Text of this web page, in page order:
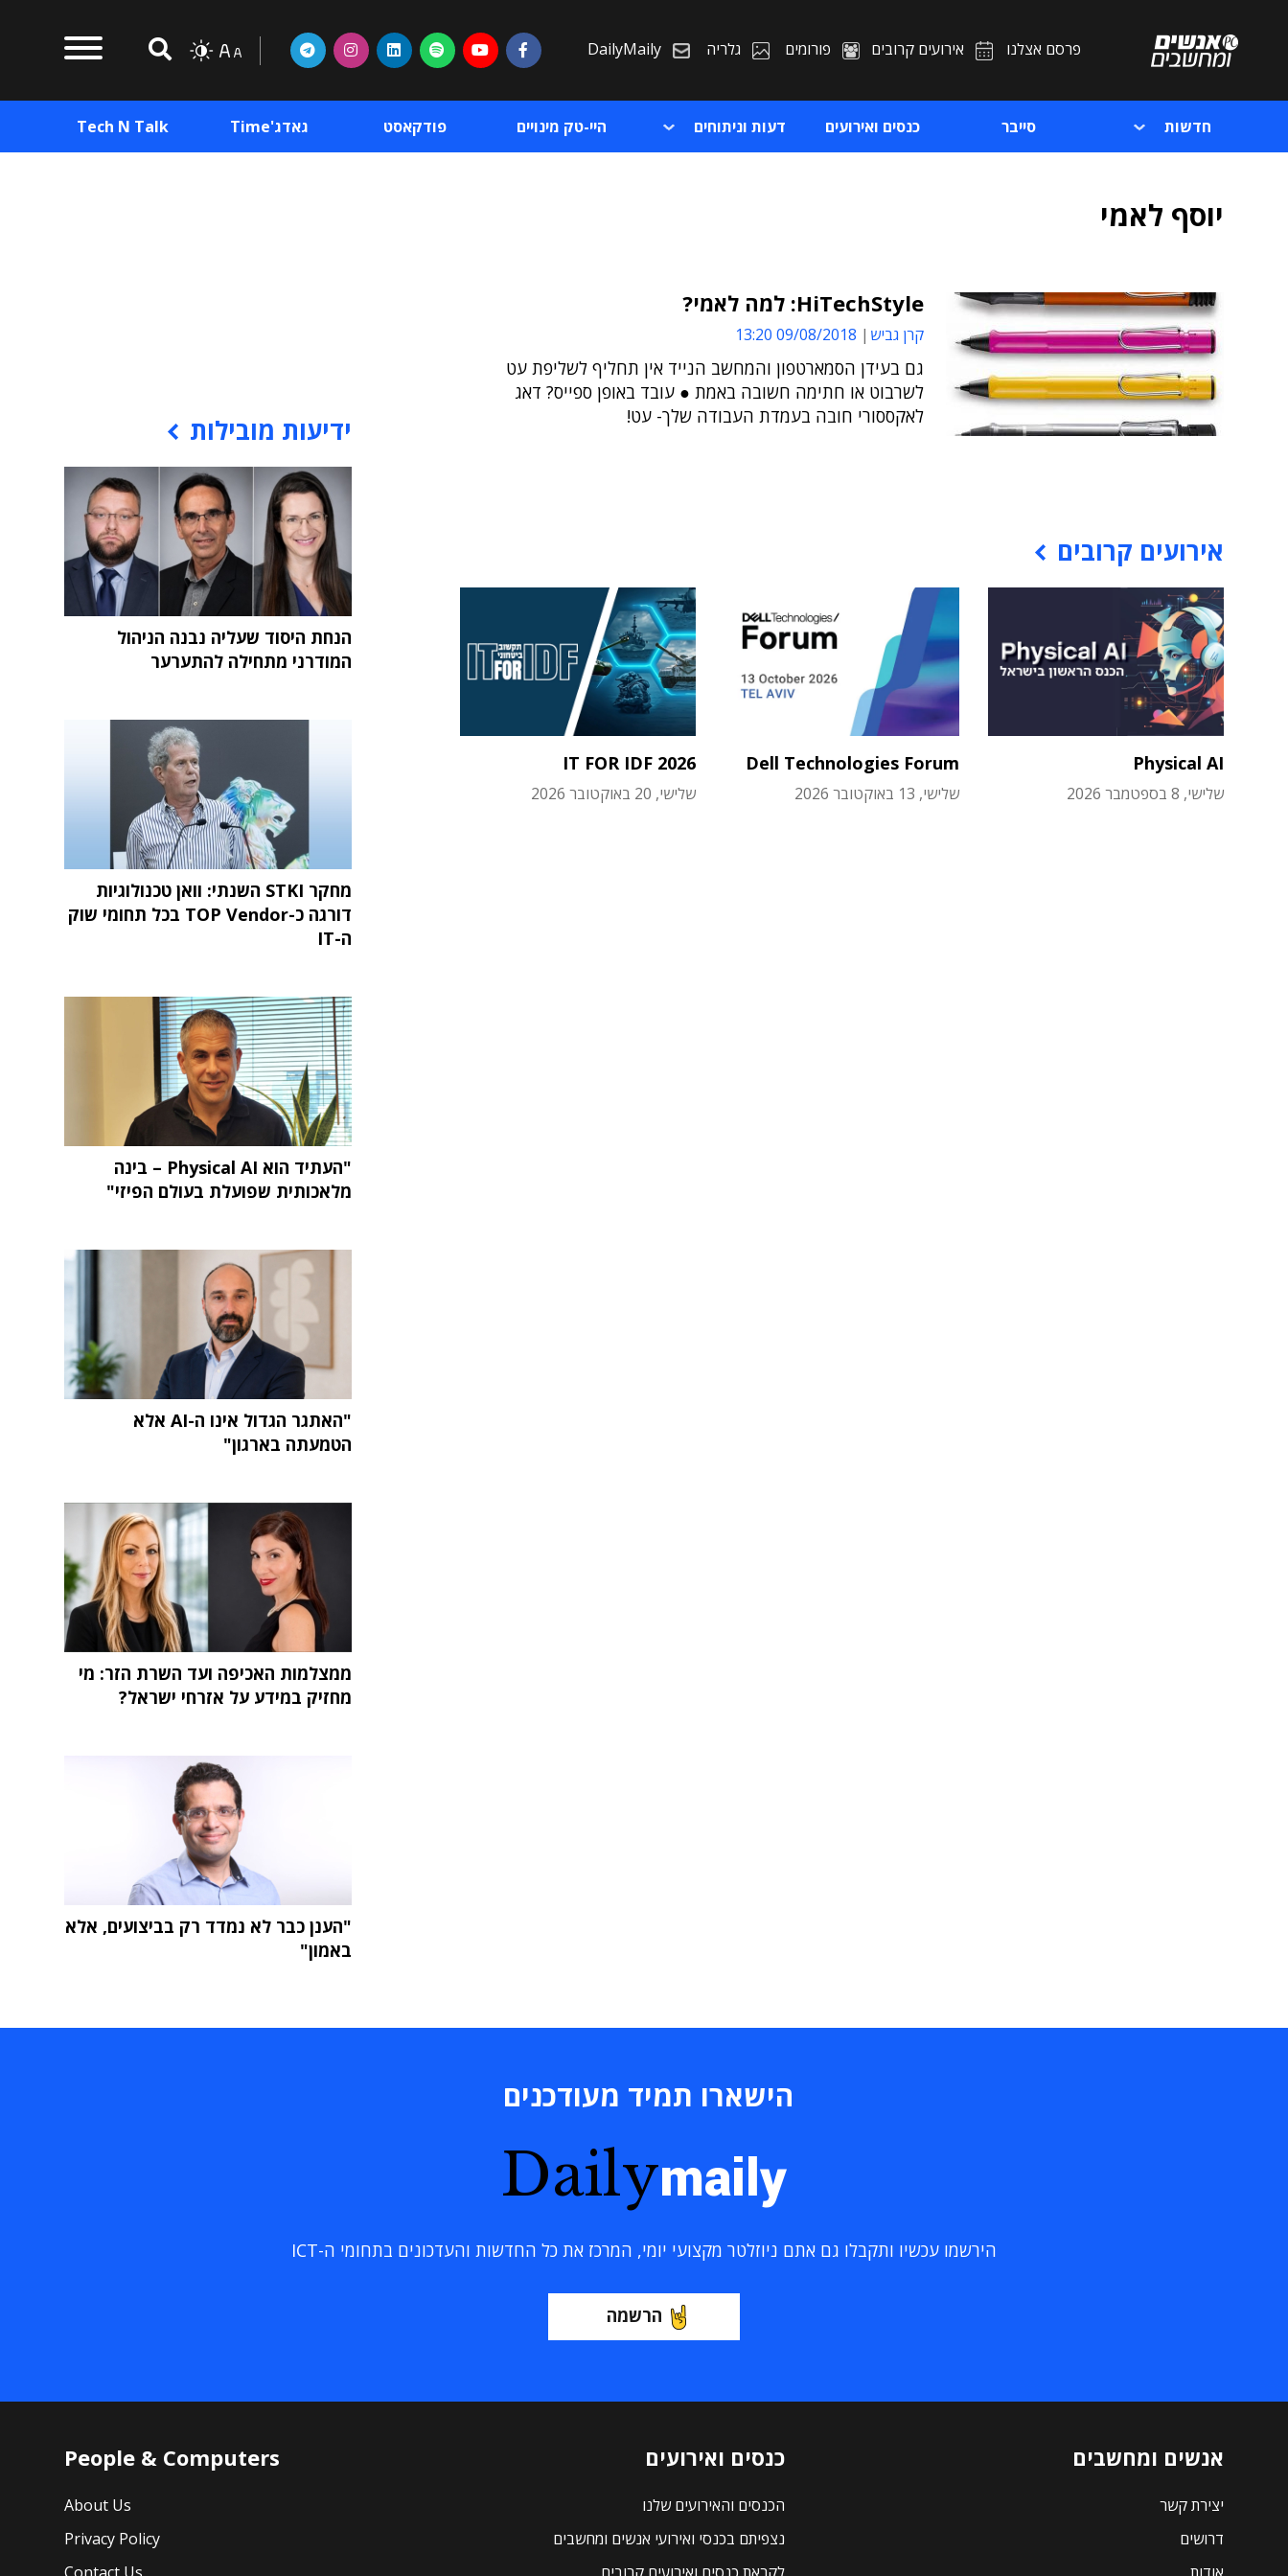
פרסם אצלנו אירועים קרובים פורומים גלריה DailyMaily
חדשות סייבר כנסים ואירועים דעות וניתוחים היי-טק מינויים פודקאסט גאדג'Time Tech N Talk
יוסף לאמי
HiTechStyle: למה לאמי?
קרן גביש 09/08/2018 13:20
גם בעידן הסמארטפון והמחשב הנייד אין תחליף לשליפת עט
לשרבוט או חתימה חשובה באמת ● עובד באופן ספייס? דאג
לאקססורי חובה בעמדת העבודה שלך- עט!
אירועים קרובים
Physical AI
שלישי, 8 בספטמבר 2026
Dell Technologies Forum
שלישי, 13 באוקטובר 2026
IT FOR IDF 2026
שלישי, 20 באוקטובר 2026
ידיעות מובילות
הנחת היסוד שעליה נבנה הניהול
המודרני מתחילה להתערער
מחקר STKI השנתי: וואן טכנולוגיות
דורגה כ-TOP Vendor בכל תחומי שוק
ה-IT
"העתיד הוא Physical AI – בינה
מלאכותית שפועלת בעולם הפיזי"
"האתגר הגדול אינו ה-AI אלא
הטמעתה בארגון"
ממצלמות האכיפה ועד השרת הזר: מי
מחזיק במידע על אזרחי ישראל?
"הענן כבר לא נמדד רק בביצועים, אלא
באמון"
הישארו תמיד מעודכנים
Dailymaily
הירשמו עכשיו ותקבלו גם אתם ניוזלטר מקצועי יומי, המרכז את כל החדשות והעדכונים בתחומי ה-ICT
הרשמה
אנשים ומחשבים
יצירת קשר
דרושים
כנסים ואירועים
הכנסים והאירועים שלנו
נצפיתם בכנסי ואירועי אנשים ומחשבים
People & Computers
About Us
Privacy Policy